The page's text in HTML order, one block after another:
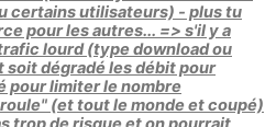
certains utilisateurs) - plus tu
pour les autres... => s'il y a
lourd (type download ou
dégradé les débit pour
pour limiter le nombre
(et tout le monde et coupé)